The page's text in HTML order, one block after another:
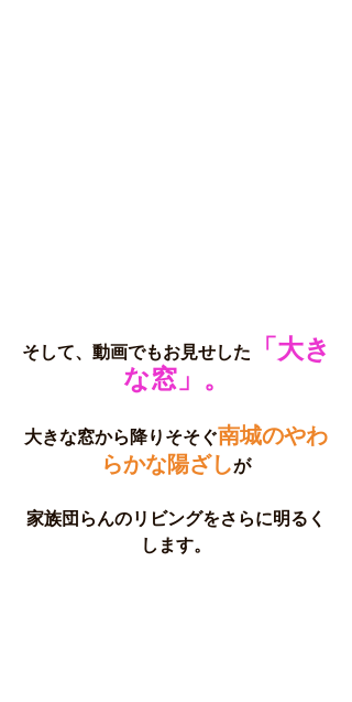
そして、動画でもお見せした
「大き
な窓」。
大きな窓から降りそそぐ南城のやわ
らかな陽ざしが
家族団らんのリビングをさらに明るく
します。